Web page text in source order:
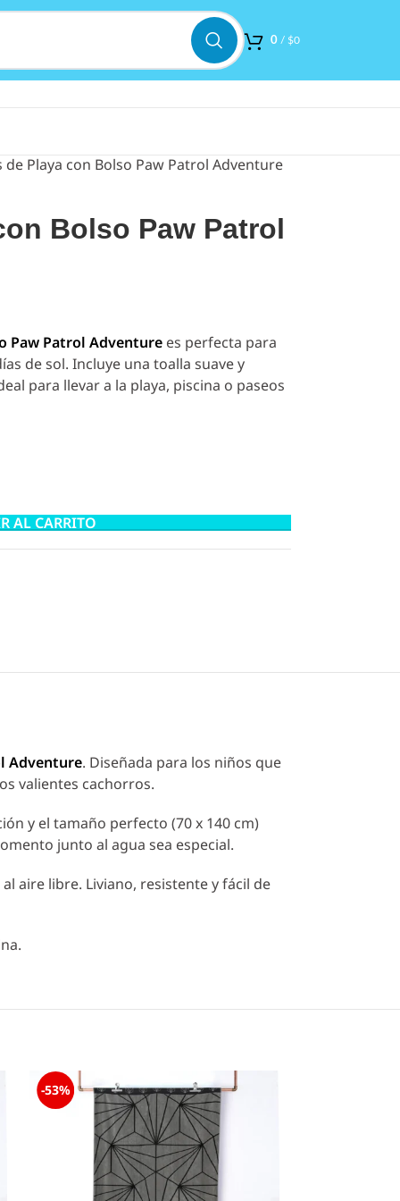
0 / $0
de Playa con Bolso Paw Patrol Adventure
Bolso Paw Patrol
Paw Patrol Adventurees perfecta para
de sol. Incluye una toalla suave y
para llevar a la playa, piscina o paseos
AL CARRITO
Adventure. Diseñada para los niños que
valientes cachorros.
y el tamaño perfecto (70 x 140 cm)
junto al agua sea especial.
aire libre. Liviano, resistente y fácil de
-53%